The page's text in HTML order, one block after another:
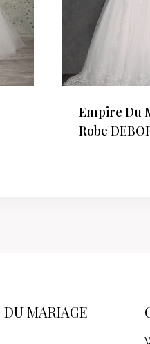
Empire Du
Robe
DU MARIAGE